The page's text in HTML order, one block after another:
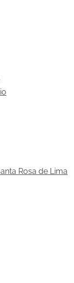
Rosa de Lima